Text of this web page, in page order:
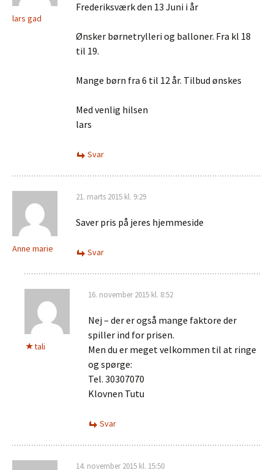
lars gad
Frederiksværk den 13 Juni i år
Ønsker børnetrylleri og balloner. Fra kl 18
til 19.
Mange børn fra 6 til 12 år. Tilbud ønskes
Med venlig hilsen
lars
Svar
Anne marie
21. marts 2015 kl. 9:29
Saver pris på jeres hjemmeside
Svar
tali
16. november 2015 kl. 8:52
Nej – der er også mange faktore der
spiller ind for prisen.
Men du er meget velkommen til at ringe
og spørge:
Tel. 30307070
Klovnen Tutu
Svar
14. november 2015 kl. 15:50